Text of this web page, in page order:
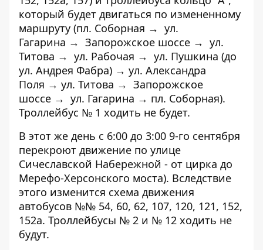
который будет двигаться по измененному
маршруту (пл. Соборная → ул.
Гагарина → Запорожское шоссе → ул.
Титова → ул. Рабочая → ул. Пушкина (до
ул. Андрея Фабра) → ул. Александра
Поля → ул. Титова → Запорожское
шоссе → ул. Гагарина → пл. Соборная).
Троллейбус № 1 ходить не будет.
В этот же день с 6:00 до 3:00 9-го сентября
перекроют движение по улице
Сичеславской Набережной - от цирка до
Мерефо-Херсонского моста). Вследствие
этого изменится схема движения
автобусов №№ 54, 60, 62, 107, 120, 121, 152,
152а. Троллейбусы № 2 и № 12 ходить не
будут.